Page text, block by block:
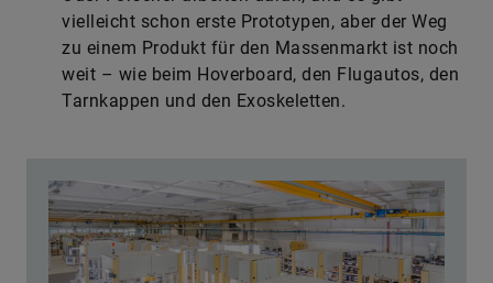
vielleicht schon erste Prototypen, aber der Weg
zu einem Produkt für den Massenmarkt ist noch
weit – wie beim Hoverboard, den Flugautos, den
Tarnkappen und den Exoskeletten.